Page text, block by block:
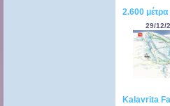
2.600
29/12/
Kalavrita